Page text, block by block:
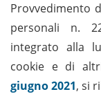
Provvedimento
personali n.
integrato alla
cookie e di
giugno 2021, si